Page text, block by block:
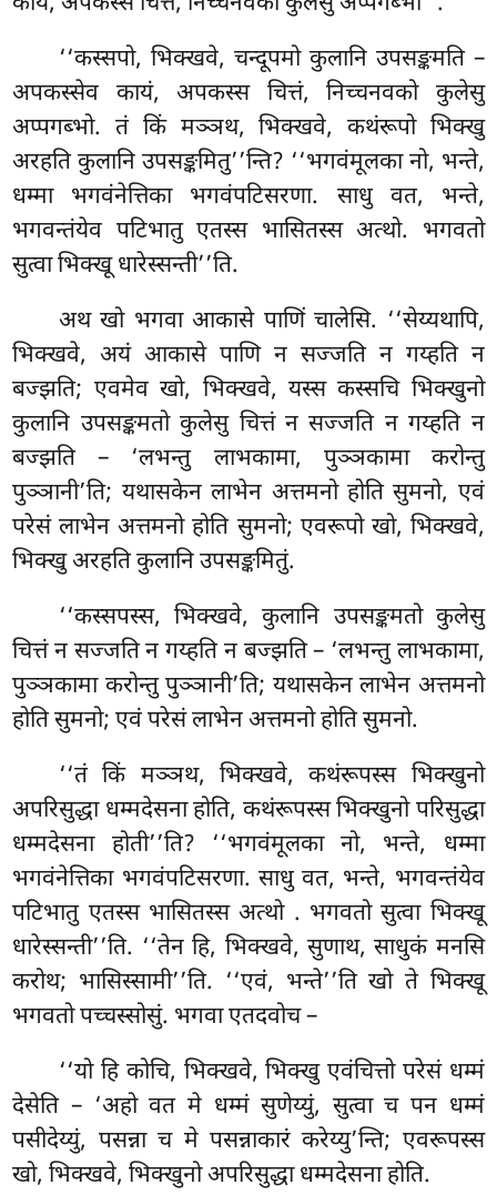
‘‘कस्सपो, भिक्खवे, चन्दूपमो कुलानि उपसङ्कमति –
अपकस्सेव कायं, अपकस्स चित्तं, निच्चनवको कुलेसु
अप्पगब्भो. तं किं मञ्ञथ, भिक्खवे, कथंरूपो भिक्खु
अरहति कुलानि उपसङ्कमितु’’न्ति? ‘‘भगवंमूलका नो, भन्ते,
धम्मा भगवंनेत्तिका भगवंपटिसरणा. साधु वत, भन्ते,
भगवन्तंयेव पटिभातु एतस्स भासितस्स अत्थो. भगवतो
सुत्वा भिक्खू धारेस्सन्ती’’ति.
अथ खो भगवा आकासे पाणिं चालेसि. ‘‘सेय्यथापि,
भिक्खवे, अयं आकासे पाणि न सज्जति न गय्हति न
बज्झति; एवमेव खो, भिक्खवे, यस्स कस्सचि भिक्खुनो
कुलानि उपसङ्कमतो कुलेसु चित्तं न सज्जति न गय्हति न
बज्झति – ‘लभन्तु लाभकामा, पुञ्ञकामा करोन्तु
पुञ्ञानी’ति; यथासकेन लाभेन अत्तमनो होति सुमनो, एवं
परेसं लाभेन अत्तमनो होति सुमनो; एवरूपो खो, भिक्खवे,
भिक्खु अरहति कुलानि उपसङ्कमितुं.
‘‘कस्सपस्स, भिक्खवे, कुलानि उपसङ्कमतो कुलेसु
चित्तं न सज्जति न गय्हति न बज्झति – ‘लभन्तु लाभकामा,
पुञ्ञकामा करोन्तु पुञ्ञानी’ति; यथासकेन लाभेन अत्तमनो
होति सुमनो; एवं परेसं लाभेन अत्तमनो होति सुमनो.
‘‘तंकिं मञ्ञथ, भिक्खवे, कथंरूपस्स भिक्खुनो
अपरिसुद्धा धम्मदेसना होति, कथंरूपस्स भिक्खुनो परिसुद्धा
धम्मदेसना होती’’ति? ‘‘भगवंमूलका नो, भन्ते, धम्मा
भगवंनेत्तिका भगवंपटिसरणा. साधु वत, भन्ते, भगवन्तंयेव
पटिभातु एतस्स भासितस्स अत्थो . भगवतो सुत्वा भिक्खू
धारेस्सन्ती’’ति. ‘‘तेन हि, भिक्खवे, सुणाथ, साधुकं मनसि
करोथ; भासिस्सामी’’ति. ‘‘एवं, भन्ते’’ति खो ते भिक्खू
भगवतो पच्चस्सोसुं. भगवा एतदवोच –
‘‘यो हि कोचि, भिक्खवे, भिक्खु एवंचित्तो परेसं धम्मं
देसेति – ‘अहो वत मे धम्मं सुणेय्युं, सुत्वा च पन धम्मं
पसीदेय्युं, पसन्ना च मे पसन्नाकारंकरेय्यु’न्ति; एवरूपस्स
खो, भिक्खवे, भिक्खुनो अपरिसुद्धा धम्मदेसना होति.